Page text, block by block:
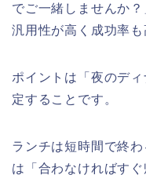
でご一緒しませんか
汎用性が高く成功率も
ポイントは「夜のデ
定することです。
ランチは短時間で終
は「合わなければす